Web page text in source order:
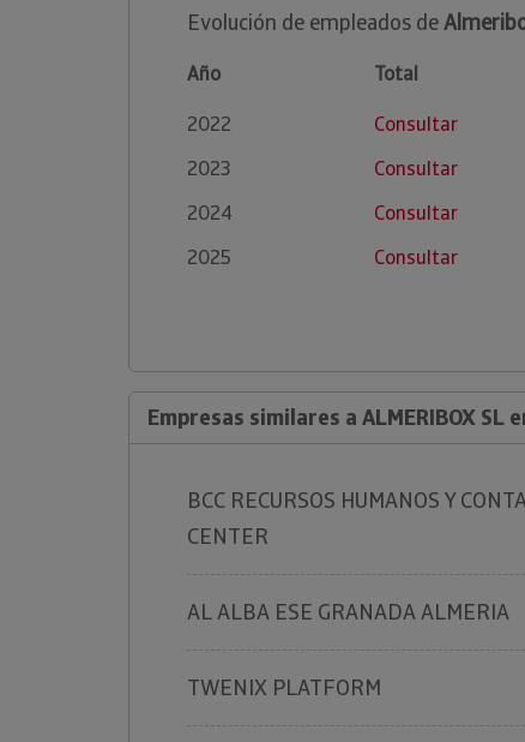
Evolución de empleados de
Año Total
2022
Consultar
2023
Consultar
2024
Consultar
2025
Consultar
Empresas similares a ALMERIBOX SL
BCC RECURSOS HUMANOS Y
CENTER
AL ALBA ESE GRANADA ALMERIA
TWENIX PLATFORM